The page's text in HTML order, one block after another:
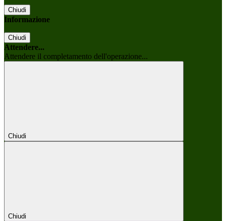
Chiudi
Informazione
Chiudi
Attendere...
Attendere il completamento dell'operazione...
Chiudi
Chiudi